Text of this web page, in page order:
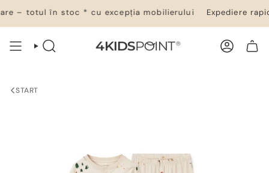
la
conținut
– totul în stoc * cu excepția mobilierului Expediere
CĂUTARE CONT
START